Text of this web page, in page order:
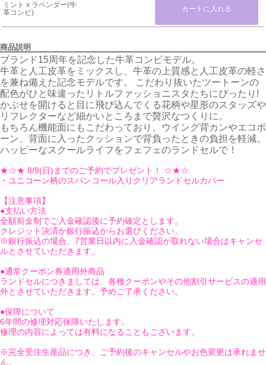
ミント x ラベンダー(牛
革コンビ)
商品説明
ブランド15周年を記念した牛革コンビモデル。
牛革と人工皮革をミックスし、牛革の上質感と人工皮革の軽さ
を兼ね備えた記念モデルです。 こだわり抜いたツートーンの
配色がひと味違ったリトルファッショニスタたちにぴったり!
かぶせを開けると目に飛び込んでくる花柄や星形のスタッズや
リフレクターなど細かいところまで贅沢なつくりに。
もちろん機能面にもこだわっており、ウイング背カンやエコボ
ーン、背面に入ったクッションで背負ったときの負担を軽減。
ハッピーなスクールライフをフェフェのランドセルで！
★☆★ 8/9(日)までのご予約でプレゼント！ ☆★☆
・ユニコーン柄のスパンコール入りクリアランドセルカバー
【注意事項】
●支払い方法
全額前金制でご入金確認後に予約確定とします。
クレジット決済か銀行振込からお選びください。
※銀行振込の場合、7営業日以内に入金確認が取れない場合はキャンセ
ルとさせていただきます。
●通常クーポン券適用外商品
ランドセルにつきましては、各種クーポンやその他割引サービスの適用
外とさせていただきます。予めご了承ください。
●保障について
6年間の修理対応保障いたします。
修理の内容によっては有料になることもございます。
※完全受注生産品につき、ご予約後のキャンセルやお色変更は承れませ
ん。